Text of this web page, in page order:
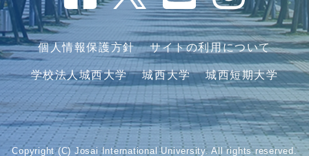
個人情報保護方針 サイトの利用について
学校法人城西大学 城西大学 城西短期大学
Copyright (C) Josai International University. All rights reserved.